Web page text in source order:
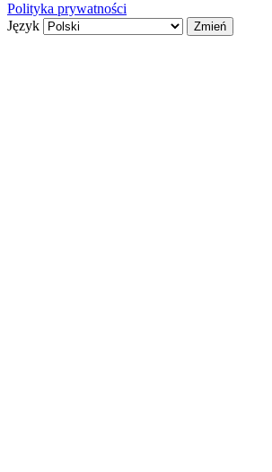
Polityka prywatności
Język